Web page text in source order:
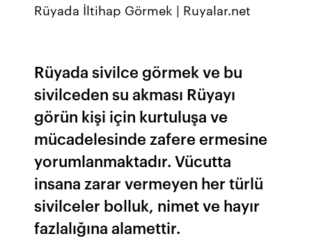
Rüyada İltihap Görmek | Ruyalar.net
Rüyada sivilce görmek ve bu
sivilceden su akması Rüyayı
görün kişi için kurtuluşa ve
mücadelesinde zafere ermesine
yorumlanmaktadır. Vücutta
insana zarar vermeyen her türlü
sivilceler bolluk, nimet ve hayır
fazlalığına alamettir.